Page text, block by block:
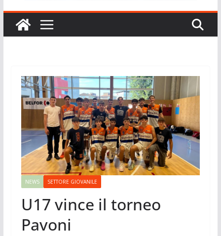
NEWS SETTORE GIOVANILE
U17 vince il torneo
Pavoni